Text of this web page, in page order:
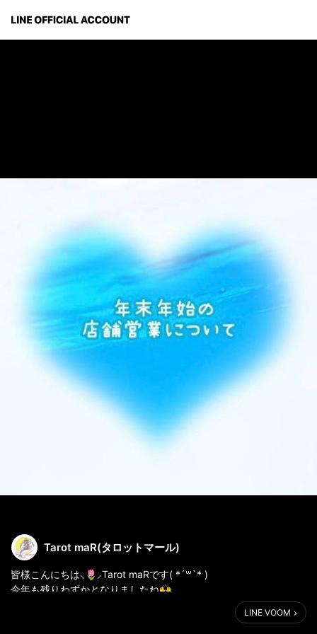
Tarot maR(タロットマール)
皆様こんにちは⸜🌷︎⸝‍Tarot maRです( *´꒳`* )
今年も残りわずかとなりましたね🙌
LINE VOOM